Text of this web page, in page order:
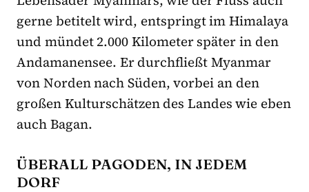
gerne betitelt wird, entspringt im Himalaya
und mündet 2.000 Kilometer später in den
Andamanensee. Er durchfließt Myanmar
von Norden nach Süden, vorbei an den
großen Kulturschätzen des Landes wie eben
auch Bagan.
ÜBERALL PAGODEN, IN JEDEM
DORF